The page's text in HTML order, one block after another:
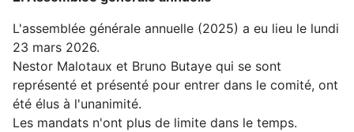
L'assemblée générale annuelle (2025) a eu lieu le lundi
23 mars 2026.
Nestor Malotaux et Bruno Butaye qui se sont
représenté et présenté pour entrer dans le comité, ont
été élus à l'unanimité.
Les mandats n'ont plus de limite dans le temps.